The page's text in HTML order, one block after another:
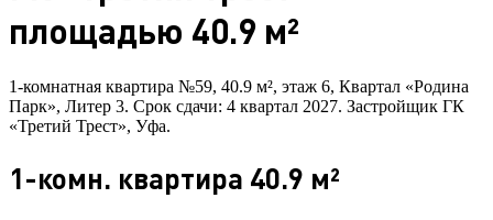
площадью 40.9 м²
1-комнатная квартира №59, 40.9 м², этаж 6, Квартал «Родина
Парк», Литер 3. Срок сдачи: 4 квартал 2027. Застройщик ГК
«Третий Трест», Уфа.
1-комн. квартира 40.9 м²